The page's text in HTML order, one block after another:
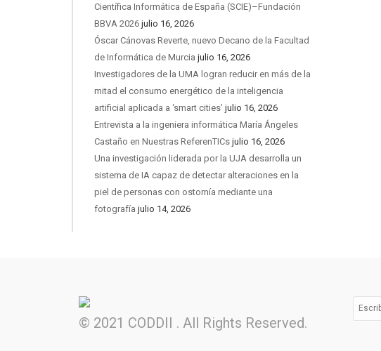
Científica Informática de España (SCIE)–Fundación
BBVA 2026 julio 16, 2026
Óscar Cánovas Reverte, nuevo Decano de la Facultad
de Informática de Murcia julio 16, 2026
Investigadores de la UMA logran reducir en más de la
mitad el consumo energético de la inteligencia
artificial aplicada a ‘smart cities’ julio 16, 2026
Entrevista a la ingeniera informática María Ángeles
Castaño en Nuestras ReferenTICs julio 16, 2026
Una investigación liderada por la UJA desarrolla un
sistema de IA capaz de detectar alteraciones en la
piel de personas con ostomía mediante una
fotografía julio 14, 2026
© 2021 CODDII . All Rights Reserved.